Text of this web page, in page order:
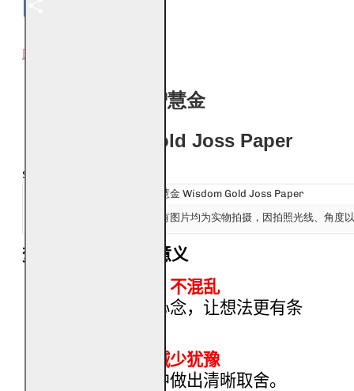
智慧金
Wisdom Gold Joss Paper
智慧金 Wisdom Gold Joss Paper
所有图片均为实物拍摄，因拍照光线、角
焚烧智慧金的象征意义
祈愿思路清楚，不混乱
焚烧象征整理心念，让想法更有条
稳定判断力，减少犹豫
帮助在多选项中做出清晰取舍。